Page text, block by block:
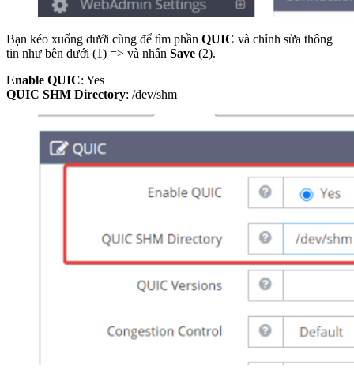
Bạn kéo xuống dưới cùng để tìm phần QUIC và chỉnh sửa thông
tin như bên dưới (1) => và nhấn Save (2).
Enable QUIC: Yes
QUIC SHM Directory: /dev/shm